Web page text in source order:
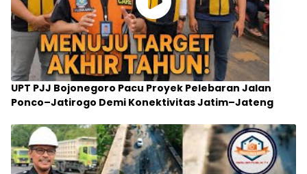
UPT PJJ Bojonegoro Pacu Proyek Pelebaran Jalan
Ponco–Jatirogo Demi Konektivitas Jatim–Jateng